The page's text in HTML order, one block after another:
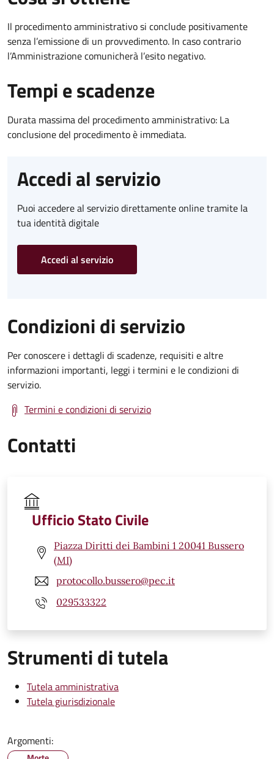
Il procedimento amministrativo si conclude positivamente
senza l’emissione di un provvedimento. In caso contrario
l’Amministrazione comunicherà l’esito negativo.
Tempi e scadenze
Durata massima del procedimento amministrativo: La
conclusione del procedimento è immediata.
Accedi al servizio
Puoi accedere al servizio direttamente online tramite la
tua identità digitale
Accedi al servizio
Condizioni di servizio
Per conoscere i dettagli di scadenze, requisiti e altre
informazioni importanti, leggi i termini e le condizioni di
servizio.
Termini e condizioni di servizio
Contatti
Ufficio Stato Civile
Piazza Diritti dei Bambini 1 20041 Bussero
(MI)
protocollo.bussero@pec.it
029533322
Strumenti di tutela
Tutela amministrativa
Tutela giurisdizionale
Argomenti: